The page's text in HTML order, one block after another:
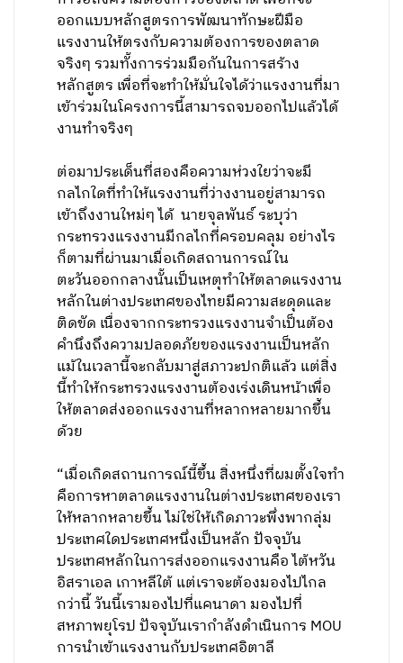
ออกแบบหลักสูตรการพัฒนาทักษะฝีมือ
แรงงานให้ตรงกับความต้องการของตลาด
จริงๆ รวมทั้งการร่วมมือกันในการสร้าง
หลักสูตร เพื่อที่จะทำให้มั่นใจได้ว่าแรงงานที่มา
เข้าร่วมในโครงการนี้สามารถจบออกไปแล้วได้
งานทำจริงๆ
ต่อมาประเด็นที่สองคือความห่วงใยว่าจะมี
กลไกใดที่ทำให้แรงงานที่ว่างงานอยู่สามารถ
เข้าถึงงานใหม่ๆ ได้ นายจุลพันธ์ ระบุว่า
กระทรวงแรงงานมีกลไกที่ครอบคลุม อย่างไร
ก็ตามที่ผ่านมาเมื่อเกิดสถานการณ์ใน
ตะวันออกกลางนั้นเป็นเหตุทำให้ตลาดแรงงาน
หลักในต่างประเทศของไทยมีความสะดุดและ
ติดขัด เนื่องจากกระทรวงแรงงานจำเป็นต้อง
คำนึงถึงความปลอดภัยของแรงงานเป็นหลัก
แม้ในเวลานี้จะกลับมาสู่สภาวะปกติแล้ว แต่สิ่ง
นี้ทำให้กระทรวงแรงงานต้องเร่งเดินหน้าเพื่อ
ให้ตลาดส่งออกแรงงานที่หลากหลายมากขึ้น
ด้วย
“เมื่อเกิดสถานการณ์นี้ขึ้น สิ่งหนึ่งที่ผมตั้งใจทำ
คือการหาตลาดแรงงานในต่างประเทศของเรา
ให้หลากหลายขึ้น ไม่ใช่ให้เกิดภาวะพึ่งพากลุ่ม
ประเทศใดประเทศหนึ่งเป็นหลัก ปัจจุบัน
ประเทศหลักในการส่งออกแรงงานคือ ไต้หวัน
อิสราเอล เกาหลีใต้ แต่เราจะต้องมองไปไกล
กว่านี้ วันนี้เรามองไปที่แคนาดา มองไปที่
สหภาพยุโรป ปัจจุบันเรากำลังดำเนินการ MOU
การนำเข้าแรงงานกับประเทศอิตาลี